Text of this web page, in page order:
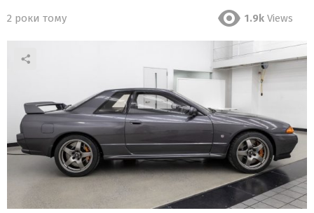
2 роки тому 1.9k Views